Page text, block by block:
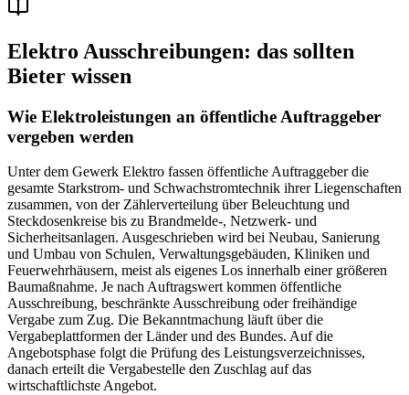
Elektro Ausschreibungen: das sollten
Bieter wissen
Wie Elektroleistungen an öffentliche Auftraggeber
vergeben werden
Unter dem Gewerk Elektro fassen öffentliche Auftraggeber die
gesamte Starkstrom- und Schwachstromtechnik ihrer Liegenschaften
zusammen, von der Zählerverteilung über Beleuchtung und
Steckdosenkreise bis zu Brandmelde-, Netzwerk- und
Sicherheitsanlagen. Ausgeschrieben wird bei Neubau, Sanierung
und Umbau von Schulen, Verwaltungsgebäuden, Kliniken und
Feuerwehrhäusern, meist als eigenes Los innerhalb einer größeren
Baumaßnahme. Je nach Auftragswert kommen öffentliche
Ausschreibung, beschränkte Ausschreibung oder freihändige
Vergabe zum Zug. Die Bekanntmachung läuft über die
Vergabeplattformen der Länder und des Bundes. Auf die
Angebotsphase folgt die Prüfung des Leistungsverzeichnisses,
danach erteilt die Vergabestelle den Zuschlag auf das
wirtschaftlichste Angebot.